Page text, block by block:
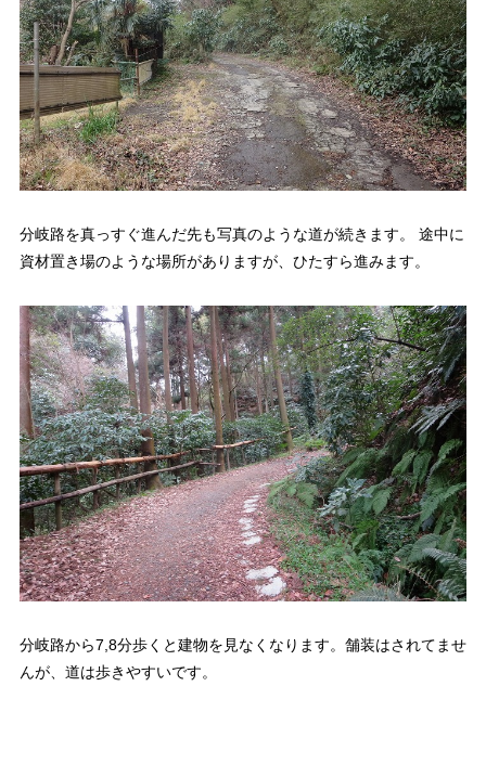
分岐路を真っすぐ進んだ先も写真のような道が続きます。 途中に
資材置き場のような場所がありますが、ひたすら進みます。
分岐路から7,8分歩くと建物を見なくなります。舗装はされてませ
んが、道は歩きやすいです。